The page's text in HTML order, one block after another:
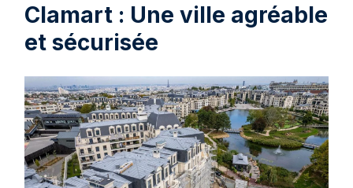
Clamart : Une ville agréable
et sécurisée